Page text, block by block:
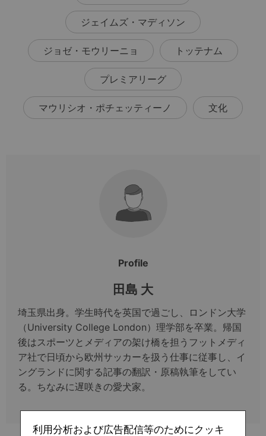
ジェイムズ・マディソン
ジョゼ・モウリーニョ トッテナム
プレミアリーグ
マウリシオ・ポチェッティーノ 文化
Profile
田島 大
埼玉県出身。学生時代を英国で過ごし、ロンドン大学
（University College London）理学部を卒業。帰国
後はスポーツとメディアの架け橋を担うフットメディ
ア社で日頃から欧州サッカーを扱う仕事に従事し、イ
ングランドに関する記事の翻訳・原稿執筆をしてい
る。ちなみに遅咲きの愛犬家。
利用分析および広告配信等のためにクッキ